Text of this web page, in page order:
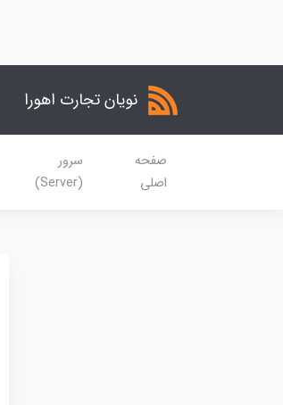
نویان تجارت اهورا
صفحه
اصلی
سرور
(Server)